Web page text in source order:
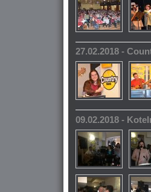
27.02.2018 -
09.02.2018 -